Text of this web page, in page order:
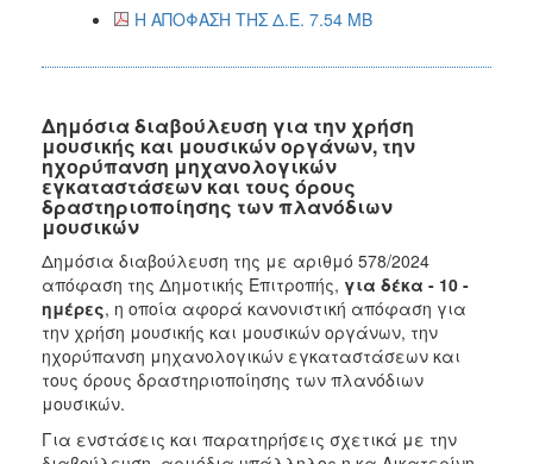
Η ΑΠΟΦΑΣΗ ΤΗΣ Δ.Ε. 7.54 MB
Δημόσια διαβούλευση για την χρήση
μουσικής και μουσικών οργάνων, την
ηχορύπανση μηχανολογικών
εγκαταστάσεων και τους όρους
δραστηριοποίησης των πλανόδιων
μουσικών
Δημόσια διαβούλευση της με αριθμό 578/2024
απόφαση της Δημοτικής Επιτροπής, για δέκα - 10 -
ημέρες, η οποία αφορά κανονιστική απόφαση για
την χρήση μουσικής και μουσικών οργάνων, την
ηχορύπανση μηχανολογικών εγκαταστάσεων και
τους όρους δραστηριοποίησης των πλανόδιων
μουσικών.
Για ενστάσεις και παρατηρήσεις σχετικά με την